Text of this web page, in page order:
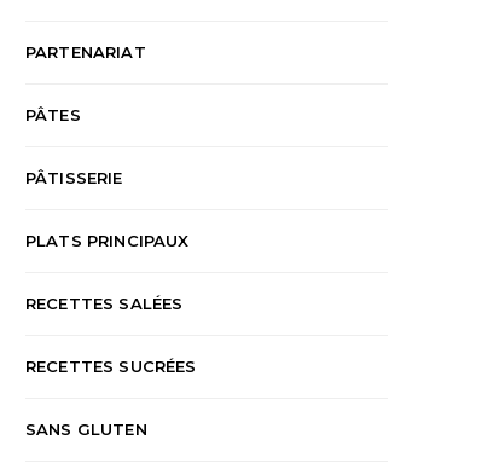
PARTENARIAT
PÂTES
PÂTISSERIE
PLATS PRINCIPAUX
RECETTES SALÉES
RECETTES SUCRÉES
SANS GLUTEN